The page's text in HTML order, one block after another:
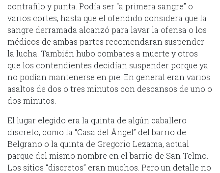
contrafilo y punta. Podía ser “a primera sangre” o
varios cortes, hasta que el ofendido considera que la
sangre derramada alcanzó para lavar la ofensa o los
médicos de ambas partes recomendaran suspender
la lucha. También hubo combates a muerte y otros
que los contendientes decidían suspender porque ya
no podían mantenerse en pie. En general eran varios
asaltos de dos o tres minutos con descansos de uno o
dos minutos.
El lugar elegido era la quinta de algún caballero
discreto, como la “Casa del Ángel” del barrio de
Belgrano o la quinta de Gregorio Lezama, actual
parque del mismo nombre en el barrio de San Telmo.
Los sitios “discretos” eran muchos. Pero un detalle no